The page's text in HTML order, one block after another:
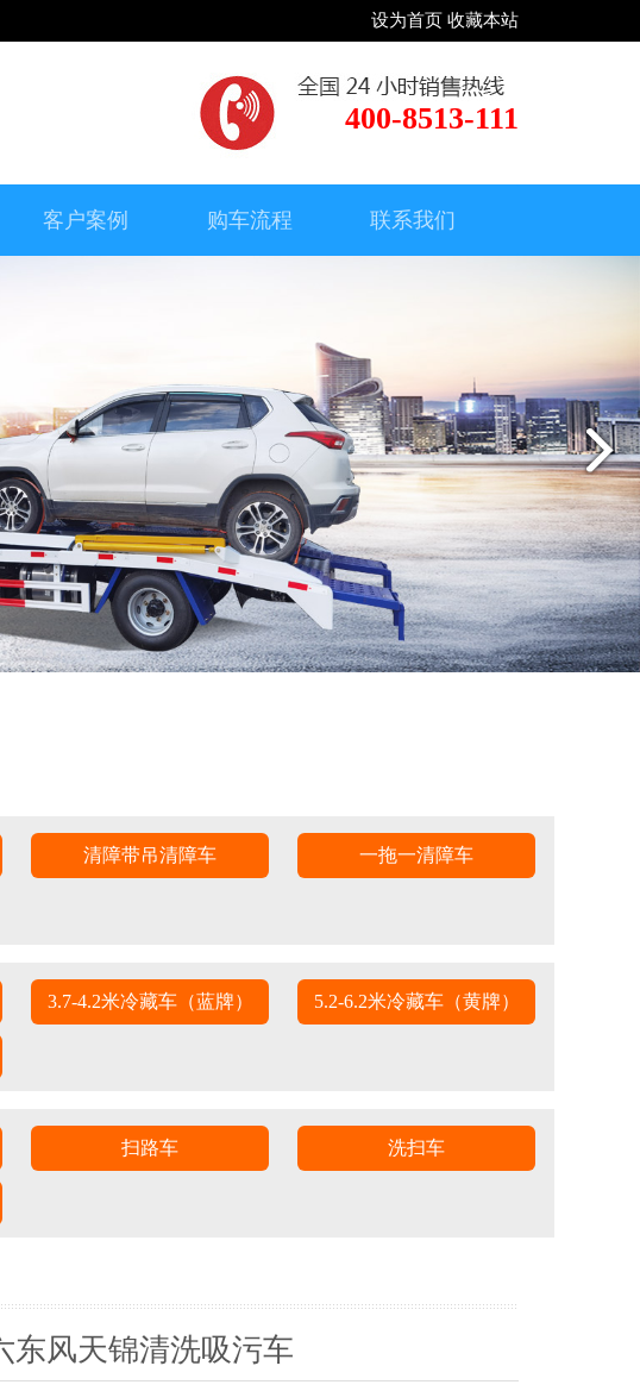
设为首页 收藏本站
400-8513-111
客户案例 购车流程 联系我们
清障带吊清障车 一拖一清障车
3.7-4.2米冷藏车（蓝牌） 5.2-6.2米冷藏车（黄牌）
扫路车 洗扫车
东风天锦清洗吸污车